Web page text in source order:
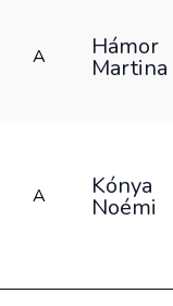
A Hámor
Martina
A Kónya
Noémi